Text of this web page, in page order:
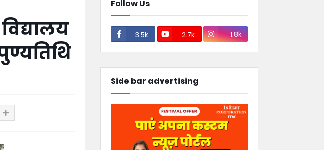
Follow Us
3.5k 2.7k 1.8k
Side bar advertising